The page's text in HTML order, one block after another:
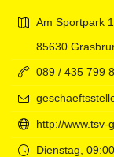
Am Sportpark 1
85630
089 / 435 799
http://www.tsv-
Dienstag,